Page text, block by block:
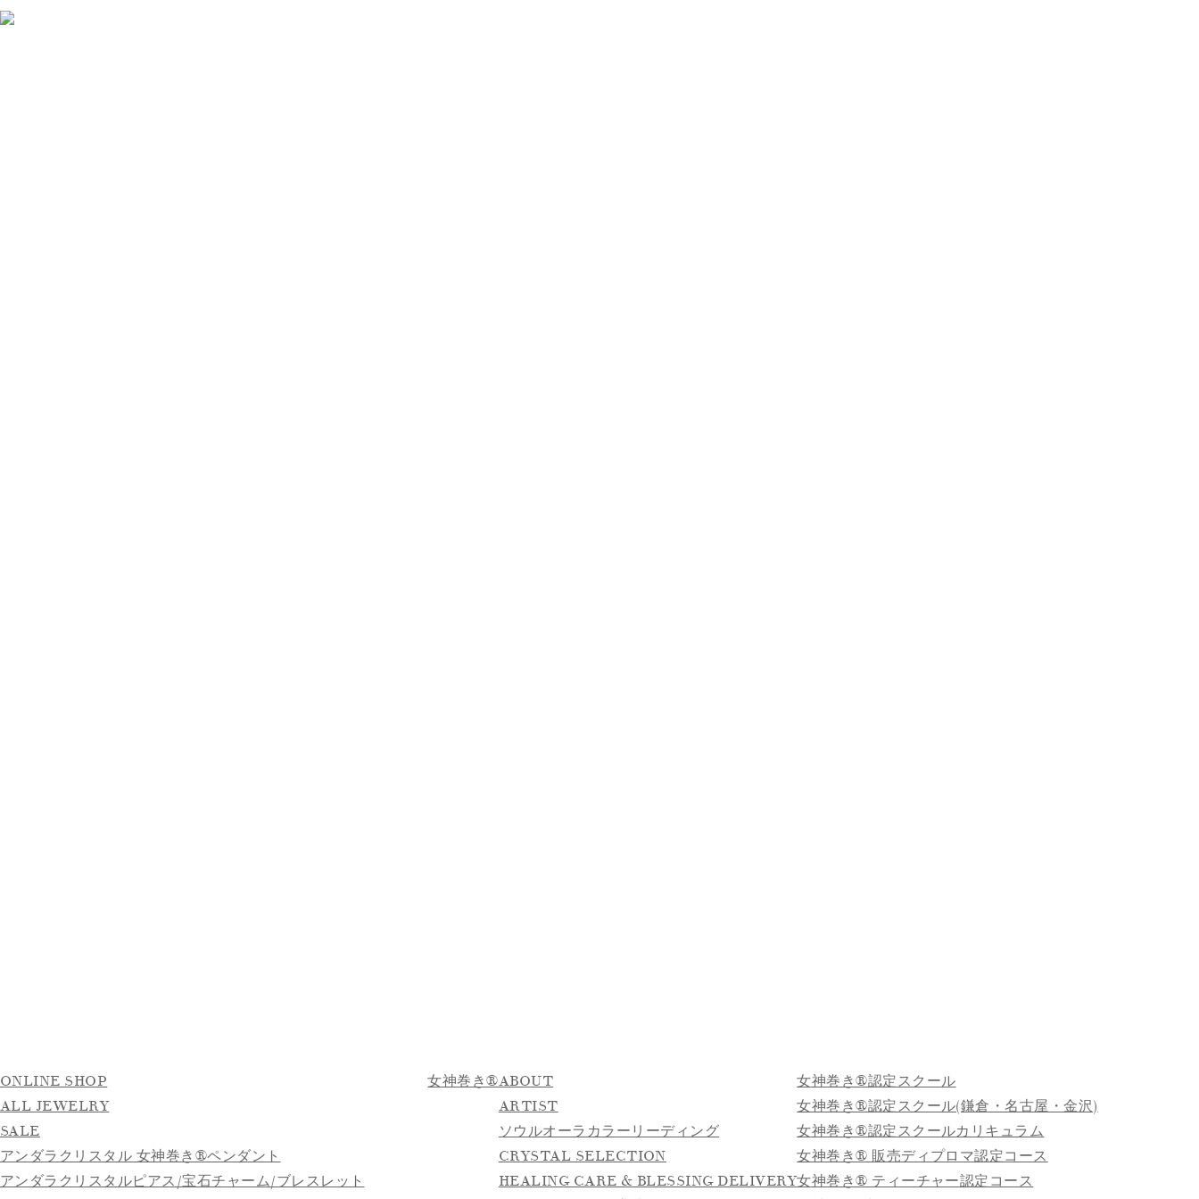
ONLINE SHOP
ALL JEWELRY
SALE
アンダラクリスタル 女神巻き®ペンダント
アンダラクリスタルピアス/宝石チャーム/ブレスレット
女神巻き®ABOUT
ARTIST
ソウルオーラカラーリーディング
CRYSTAL SELECTION
HEALING CARE & BLESSING DELIVERY
女神巻き®認定スクール
女神巻き®認定スクール(鎌倉・名古屋・金沢)
女神巻き®認定スクールカリキュラム
女神巻き® 販売ディプロマ認定コース
女神巻き® ティーチャー認定コース